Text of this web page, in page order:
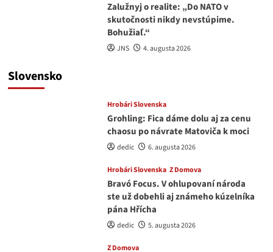
Zalužnyj o realite: „Do NATO v
skutočnosti nikdy nevstúpime.
Bohužiaľ.“
JNS 4. augusta 2026
Slovensko
Hrobári Slovenska
Grohling: Fica dáme dolu aj za cenu
chaosu po návrate Matoviča k moci
dedic 6. augusta 2026
Hrobári Slovenska Z Domova
Bravó Focus. V ohlupovaní národa
ste už dobehli aj známeho kúzelníka
pána Hřícha
dedic 5. augusta 2026
Z Domova